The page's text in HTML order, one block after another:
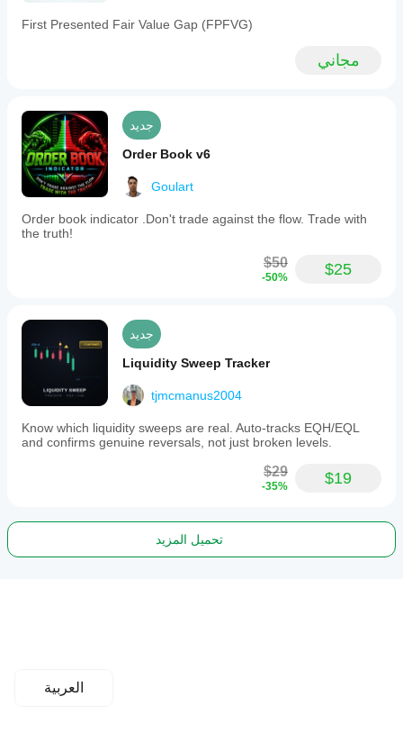
First Presented Fair Value Gap (FPFVG)
مجاني
جديد
Order Book v6
Goulart
Order book indicator .Don't trade against the flow. Trade with
the truth!
$50
-50% $25
جديد
Liquidity Sweep Tracker
tjmcmanus2004
Know which liquidity sweeps are real. Auto-tracks EQH/EQL
and confirms genuine reversals, not just broken levels.
$29
-35% $19
تحميل المزيد
العربية